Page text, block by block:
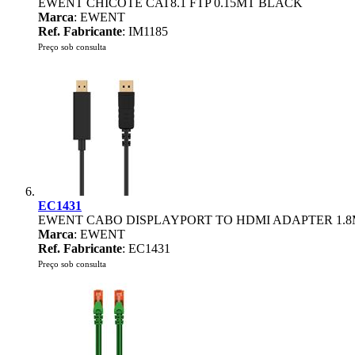
EWENT CHICOTE CAT8.1 FTP 0.15MT BLACK
Marca: EWENT
Ref. Fabricante: IM1185
Preço sob consulta
EC1431
EWENT CABO DISPLAYPORT TO HDMI ADAPTER
Marca: EWENT
Ref. Fabricante: EC1431
Preço sob consulta